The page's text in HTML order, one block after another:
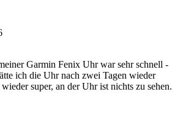
Garmin Fenix Uhr war sehr schnell -
ich die Uhr nach zwei Tagen wieder
super, an der Uhr ist nichts zu sehen.